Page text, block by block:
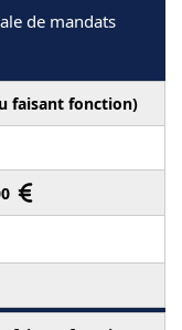
de mandats
faisant fonction)